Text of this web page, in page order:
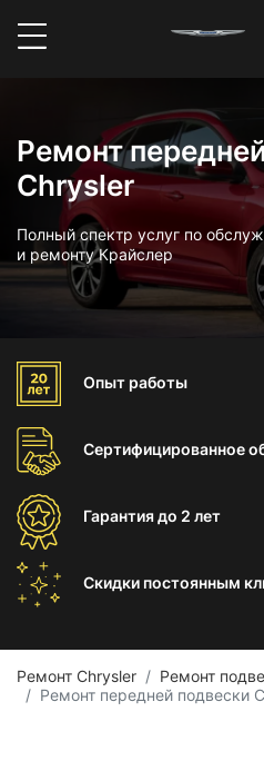
Ремонт
Chrysler
Полный спектр услуг по
и ремонту Крайслер
Опыт работы
Сертифицированное
Гарантиядо 2 лет
Скидки постоянным
Ремонт Chrysler
Ремонт
Ремонт передней подвески